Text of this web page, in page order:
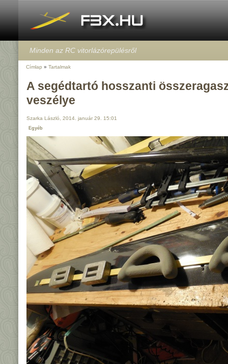
Minden az RC vitorlázórepülésről
Címlap » Tartalmak
A segédtartó hosszanti
veszélye
Szarka László, 2014. január 29. 15:01
Egyéb